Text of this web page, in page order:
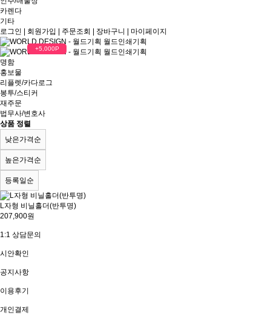
카렌다
기타
로그인
회원가입
+5,000P
주문조회 장바구니 마이페이지
명함
홍보물
리플렛/카다로그
봉투/스티커
재주문
법무사/변호사
상품 정렬
낮은가격순
높은가격순
등록일순
L자형 비닐홀더(반투명)
207,900원
1:1 상담문의
시안확인
공지사항
이용후기
개인결제